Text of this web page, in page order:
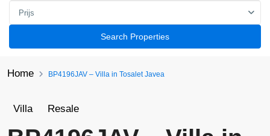
Prijs
Search Properties
Home BP4196JAV – Villa in Tosalet Javea
Villa Resale